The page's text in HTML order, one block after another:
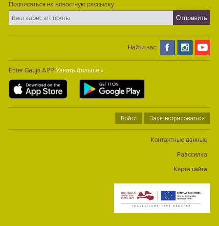
Подписаться на новостную рассылку
Найти нас:
Enter Gauja APP Узнать больше »
Войти Зарегистрироваться
Контактные данные
Разссилка
Карта сайта